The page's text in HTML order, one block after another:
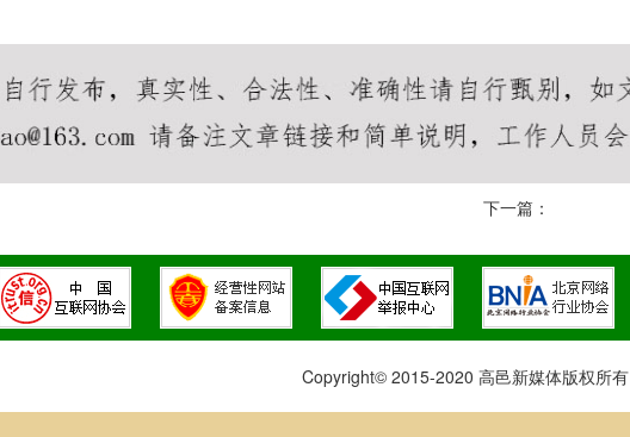
下一篇：
Copyright© 2015-2020 高邑新媒体版权所有